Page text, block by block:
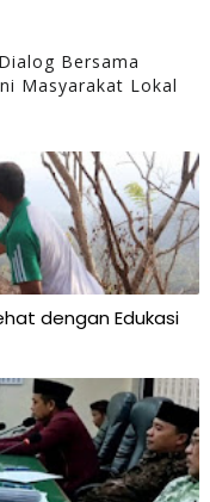
Bersama
Masyarakat Lokal
dengan Edukasi